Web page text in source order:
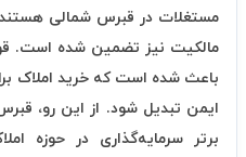
مستغلات در قبرس شمالی
مالکیت نیز تضمین شده است.
باعث شده است که خرید املاک
ایمن تبدیل شود. از این رو،
برتر سرمایه‌گذاری در حوزه